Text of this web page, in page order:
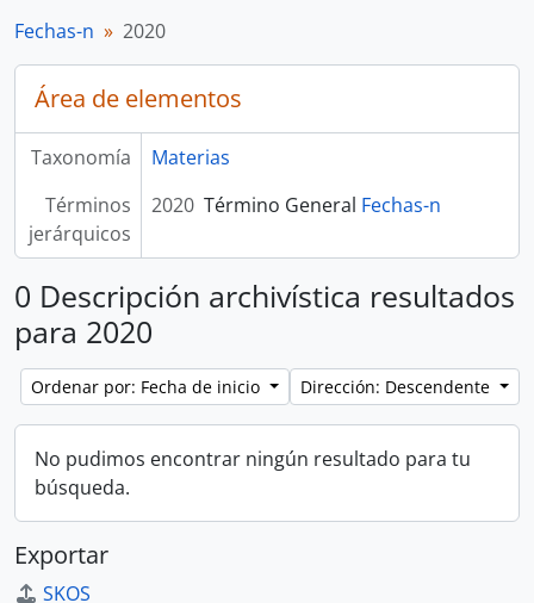
Fechas-n 2020
Área de elementos
Taxonomía
Materias
Términos
jerárquicos
2020 Término General Fechas-n
0 Descripción archivística resultados
para 2020
Ordenar por: Fecha de inicio Dirección: Descendente
No pudimos encontrar ningún resultado para tu
búsqueda.
Exportar
SKOS